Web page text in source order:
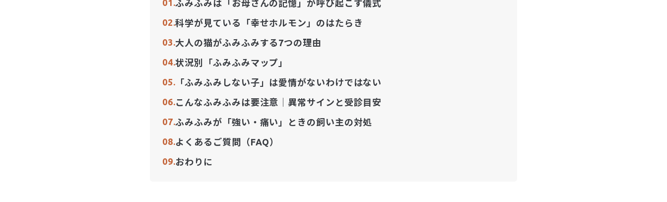
ふみふみは「お母さんの記憶」が呼び起こす儀式
科学が見ている「幸せホルモン」のはたらき
大人の猫がふみふみする7つの理由
状況別「ふみふみマップ」
「ふみふみしない子」は愛情がないわけではない
こんなふみふみは要注意｜異常サインと受診目安
ふみふみが「強い・痛い」ときの飼い主の対処
よくあるご質問（FAQ）
おわりに